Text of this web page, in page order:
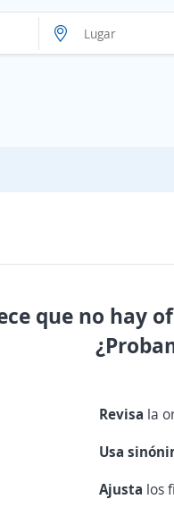
que no hay
Revisa la
Usa
Ajusta los